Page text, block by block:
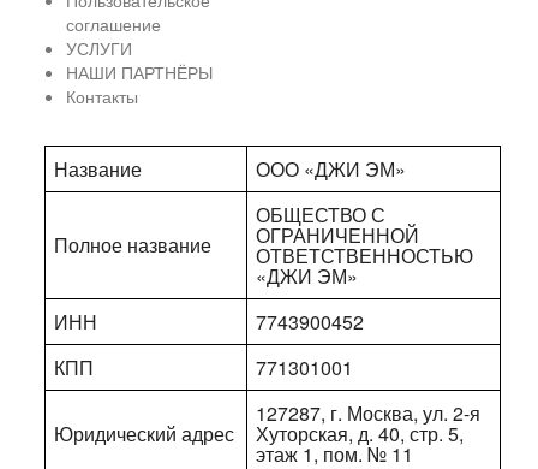
соглашение
УСЛУГИ
НАШИ ПАРТНЁРЫ
Контакты
Название ООО «ДЖИ ЭМ»
Полное название
ОБЩЕСТВО С
ОГРАНИЧЕННОЙ
ОТВЕТСТВЕННОСТЬЮ
«ДЖИ ЭМ»
ИНН
7743900452
КПП
771301001
Юридический адрес
127287, г. Москва, ул. 2-я
Хуторская, д. 40, стр. 5,
этаж 1, пом. № 11